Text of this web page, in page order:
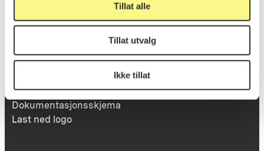
Tillat alle
Tillat utvalg
Ikke tillat
Viktig info
Utbetaling og fakturering
Om opphavsrett
Dokumentasjonsskjema
Last ned logo